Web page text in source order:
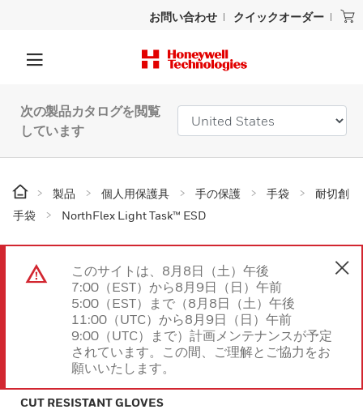
お問い合わせ クイックオーダー
次の製品カタログを閲覧
しています
製品 個人用保護具 手の保護 手袋
耐切創
手袋
NorthFlex Light Task™ ESD
このサイトは、8月8日（土）午後
7:00（EST）から8月9日（日）午前
5:00（EST）まで（8月8日（土）午後
11:00（UTC）から8月9日（日）午前
9:00（UTC）まで）計画メンテナンスが予定
されています。この間、ご理解とご協力をお
願いいたします。
CUT RESISTANT GLOVES